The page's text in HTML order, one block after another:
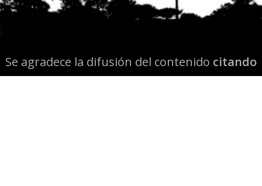
Se agradece la difusión del contenido citando
la fuente www.mapuexpress.org